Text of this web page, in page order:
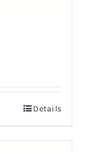
Details